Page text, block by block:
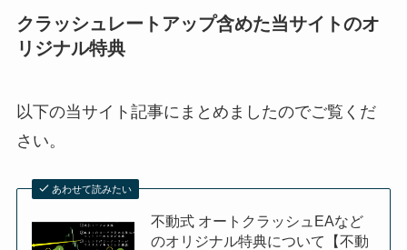
クラッシュレートアップ含めた当サイトのオ
リジナル特典
以下の当サイト記事にまとめましたのでご覧くだ
さい。
あわせて読みたい
不動式 オートクラッシュEAなど
のオリジナル特典について【不動